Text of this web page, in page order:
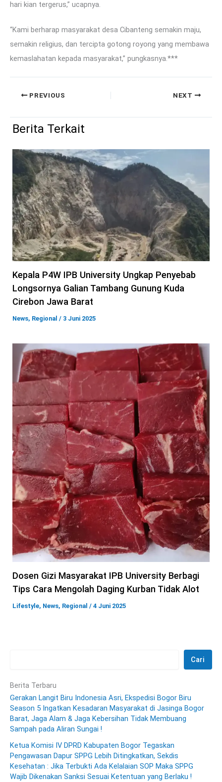
hari kian tergerus,” ucapnya.
“Kami berharap masyarakat desa Cibanteng semakin maju,
semakin religius, dan tercipta gotong royong yang membawa
kemaslahatan kepada masyarakat,” pungkasnya.***
PREVIOUS NEXT
Berita Terkait
Kepala P4W IPB University Ungkap Penyebab
Longsornya Galian Tambang Gunung Kuda
Cirebon Jawa Barat
News, Regional / 3 Juni 2025
Dosen Gizi Masyarakat IPB University Berbagi
Tips Cara Mengolah Daging Kurban Tidak Alot
Lifestyle, News, Regional / 4 Juni 2025
Cari
Berita Terbaru
Gerakan Langit Biru Indonesia Asri, Ekspedisi Bogor Biru
Season 5 Ingatkan Kesadaran Masyarakat di Jasinga Bogor
Barat, Jaga Alam & Jaga Kebersihan Tidak Membuang
Sampah pada Aliran Sungai !
Ketua Komisi IV DPRD Kabupaten Bogor Tegaskan
Pengawasan Dapur SPPG Lebih Ditingkatkan, Sekdis
Kesehatan : Jika Terbukti Ada Kelalaian SOP Maka SPPG
Wajib Dikenakan Sanksi Sesuai Ketentuan yang Berlaku !